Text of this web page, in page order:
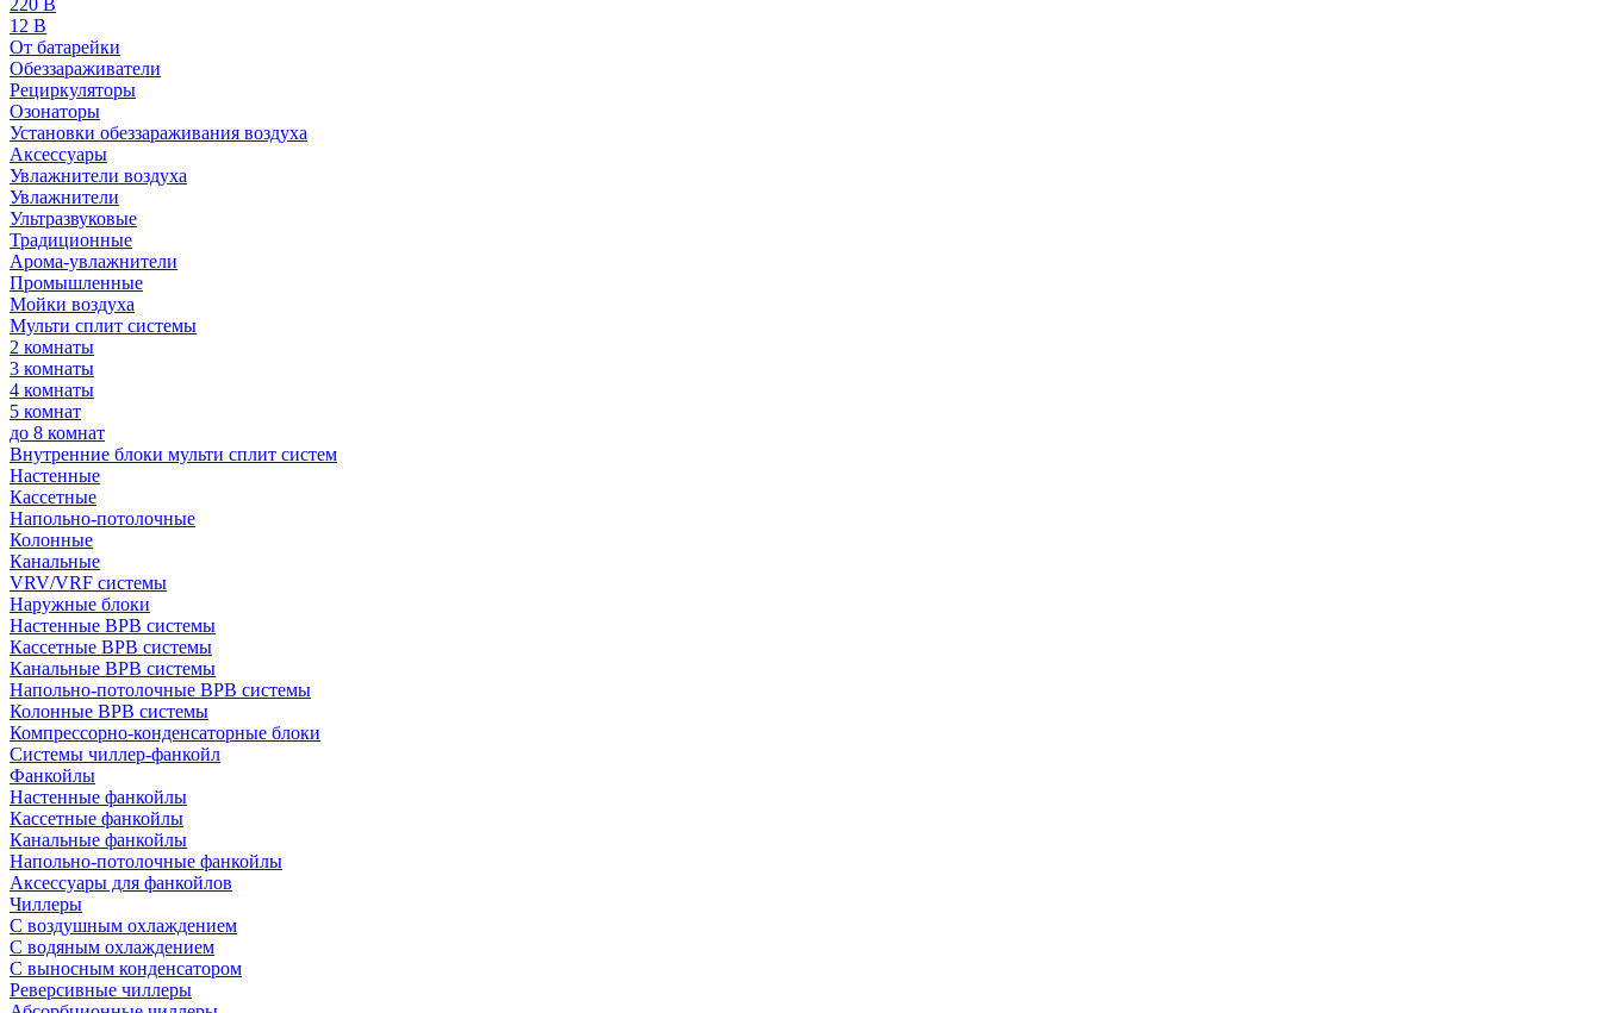
220 В
12 В
От батарейки
Обеззараживатели
Рециркуляторы
Озонаторы
Установки обеззараживания воздуха
Аксессуары
Увлажнители воздуха
Увлажнители
Ультразвуковые
Традиционные
Арома-увлажнители
Промышленные
Мойки воздуха
Мульти сплит системы
2 комнаты
3 комнаты
4 комнаты
5 комнат
до 8 комнат
Внутренние блоки мульти сплит систем
Настенные
Кассетные
Напольно-потолочные
Колонные
Канальные
VRV/VRF системы
Наружные блоки
Настенные ВРВ системы
Кассетные ВРВ системы
Канальные ВРВ системы
Напольно-потолочные ВРВ системы
Колонные ВРВ системы
Компрессорно-конденсаторные блоки
Системы чиллер-фанкойл
Фанкойлы
Настенные фанкойлы
Кассетные фанкойлы
Канальные фанкойлы
Напольно-потолочные фанкойлы
Аксессуары для фанкойлов
Чиллеры
С воздушным охлаждением
С водяным охлаждением
С выносным конденсатором
Реверсивные чиллеры